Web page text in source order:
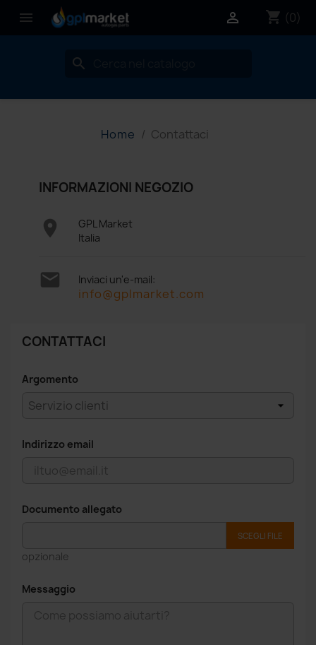
 shopping_cart (0)

search
Home Contattaci
INFORMAZIONI NEGOZIO

GPL Market
Italia
 Inviaci un'e-mail:
info@gplmarket.com
CONTATTACI
Argomento
Indirizzo email
Documento allegato
SCEGLI FILE
opzionale
Messaggio